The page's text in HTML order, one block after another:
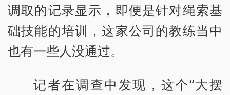
调取的记录显示，即便是针对绳索基
础技能的培训，这家公司的教练当中
也有一些人没通过。
记者在调查中发现，这个“大摆